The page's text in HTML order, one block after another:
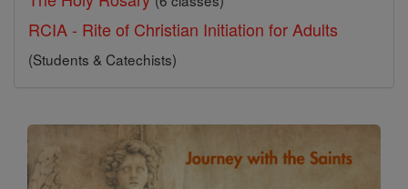
RCIA - Rite of Christian Initiation for Adults
(Students & Catechists)